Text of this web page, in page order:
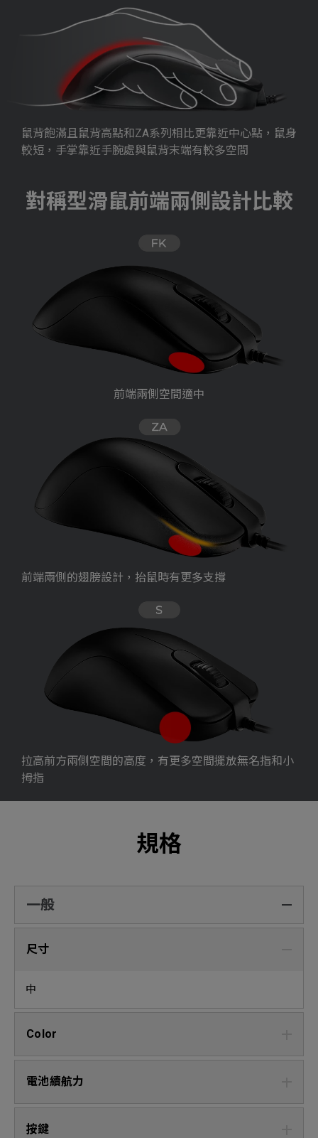
鼠背飽滿且鼠背高點和ZA系列相比更靠近中心點，鼠身
較短，手掌靠近手腕處與鼠背末端有較多空間
對稱型滑鼠前端兩側設計比較
前端兩側空間適中
前端兩側的翅膀設計，抬鼠時有更多支撐
拉高前方兩側空間的高度，有更多空間擺放無名指和小
拇指
規格
一般
尺寸
中
Color
電池續航力
按鍵